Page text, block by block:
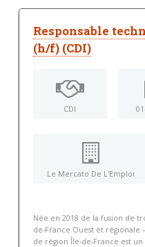
Responsable
(h/f) (CDI)
CDI
Le Mercato De L'Emploi
Née en 2018 de la fusion de
de-France Ouest et
de région Île-de-France est